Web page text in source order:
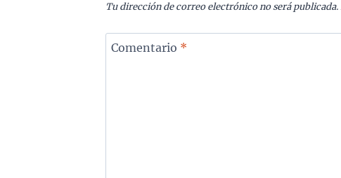
Tu dirección de correo electrónico no será publicada.
Comentario *